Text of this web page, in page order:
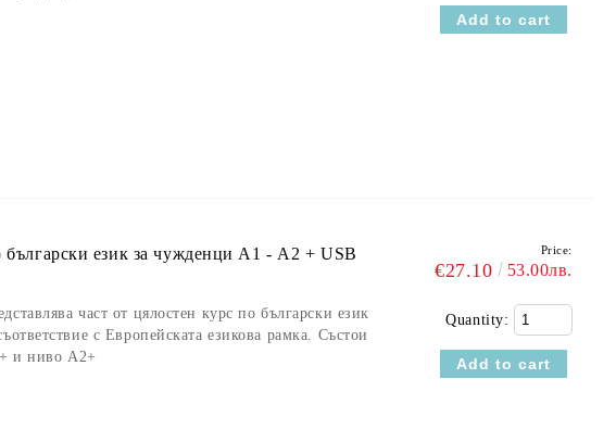
български език за чужденци А1 - А2 + USB
част от цялостен курс по български език
с Европейската езикова рамка. Състои
и ниво A2+
Price:
€27.10 53.00лв.
Quantity: